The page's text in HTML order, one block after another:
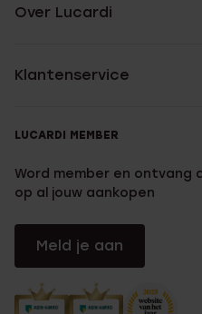
Over Lucardi
Klantenservice
LUCARDI MEMBER
Word member en ontvang
op al jouw aankopen
Meld je aan